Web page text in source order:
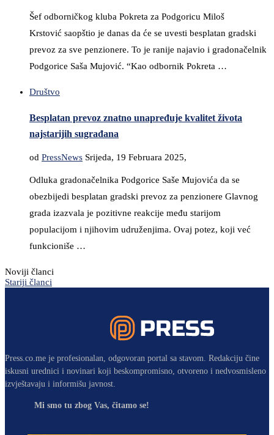
Šef odborničkog kluba Pokreta za Podgoricu Miloš
Krstović saopštio je danas da će se uvesti besplatan gradski
prevoz za sve penzionere. To je ranije najavio i gradonačelnik
Podgorice Saša Mujović. “Kao odbornik Pokreta …
Društvo
Besplatan prevoz znatno unapređuje kvalitet života
najstarijih sugrađana
od PressNews Srijeda, 19 Februara 2025,
Odluka gradonačelnika Podgorice Saše Mujovića da se
obezbijedi besplatan gradski prevoz za penzionere Glavnog
grada izazvala je pozitivne reakcije među starijom
populacijom i njihovim udruženjima. Ovaj potez, koji već
funkcioniše …
Noviji članci
Stariji članci
Press.co.me je profesionalan, odgovoran portal sa stavom. Redakciju čine
iskusni urednici i novinari koji beskompromisno, otvoreno i nedvosmisleno
izvještavaju i informišu javnost.
Mi smo tu zbog Vas, čitamo se!